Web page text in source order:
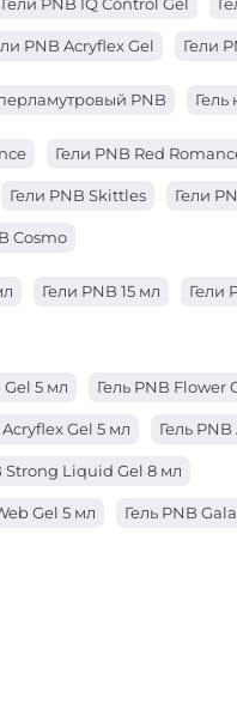
Гели PNB (бежевый цвет)
Гели PNB IQ Control Gel
PNB Acryflex Gel Гели
PNB
Гели PNB Red
Гели PNB Skittles Гели
Cosmo
Гели PNB 15 мл Гели
Gel 5 мл Гель PNB Flower
Acryflex Gel 5 мл Гель
Strong Liquid Gel 8 мл
Gel 5 мл Гель PNB